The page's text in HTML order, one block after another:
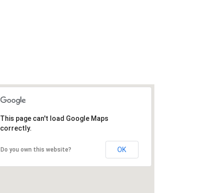
This page can't load Google Maps
correctly.
Do you own this website? OK